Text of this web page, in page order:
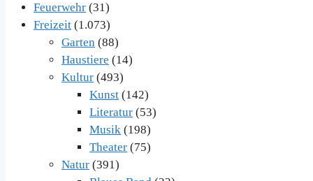
Feuerwehr (31)
Freizeit (1.073)
Garten (88)
Haustiere (14)
Kultur (493)
Kunst (142)
Literatur (53)
Musik (198)
Theater (75)
Natur (391)